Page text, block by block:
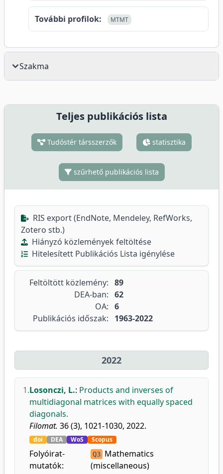
További profilok: MTMT
Szakma
Teljes publikációs lista
Tudóstér társszerzők statisztika
szűrhető publikációs lista
RIS export (EndNote, Mendeley, RefWorks,
Zotero stb.)
Hiányzó közlemények feltöltése
Hitelesített Publikációs Lista igénylése
Feltöltött közlemény: 89
DEA-ban: 62
OA: 6
Publikációs időszak:
1963-2022
2022
1.Losonczi, L.: Products and inverses of
multidiagonal matrices with equally spaced
diagonals.
Filomat. 36 (3), 1021-1030, 2022.
doi DEA WoS Scopus
Folyóirat-
mutatók:
Q3 Mathematics
(miscellaneous)